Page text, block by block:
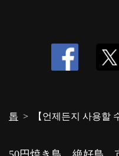
톱 【언제든지 사용할